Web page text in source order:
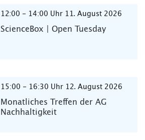
12:00 - 14:00 Uhr 11. August 2026
ScienceBox | Open Tuesday
15:00 - 16:30 Uhr 12. August 2026
Monatliches Treffen der AG
Nachhaltigkeit